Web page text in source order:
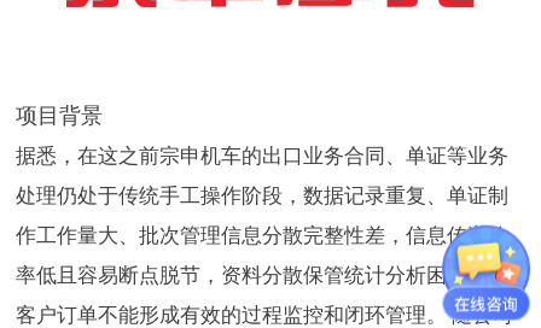
项目背景
据悉，在这之前宗申机车的出口业务合同、单证等业务
处理仍处于传统手工操作阶段，数据记录重复、单证制
作工作量大、批次管理信息分散完整性差，信息传递效
率低且容易断点脱节，资料分散保管统计分析困难，对
客户订单不能形成有效的过程监控和闭环管理。 随公司